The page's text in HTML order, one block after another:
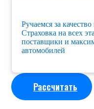
Ручаемся за
Страховка на всех
поставщики и
автомобилей
Рассчитать